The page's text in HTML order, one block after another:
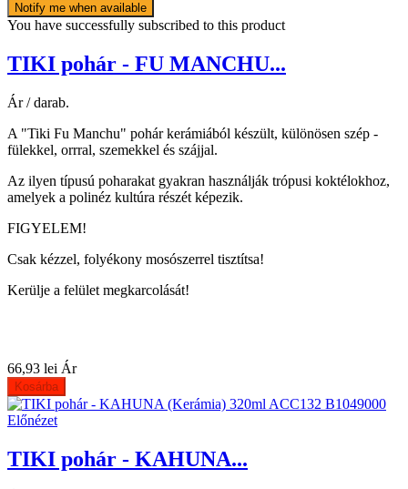
Notify me when available
You have successfully subscribed to this product
TIKI pohár - FU MANCHU...
Ár / darab.
A "Tiki Fu Manchu" pohár kerámiából készült, különösen szép -
fülekkel, orrral, szemekkel és szájjal.
Az ilyen típusú poharakat gyakran használják trópusi koktélokhoz,
amelyek a polinéz kultúra részét képezik.
FIGYELEM!
Csak kézzel, folyékony mosószerrel tisztítsa!
Kerülje a felület megkarcolását!
66,93 lei Ár
Kosárba
Előnézet
TIKI pohár - KAHUNA...